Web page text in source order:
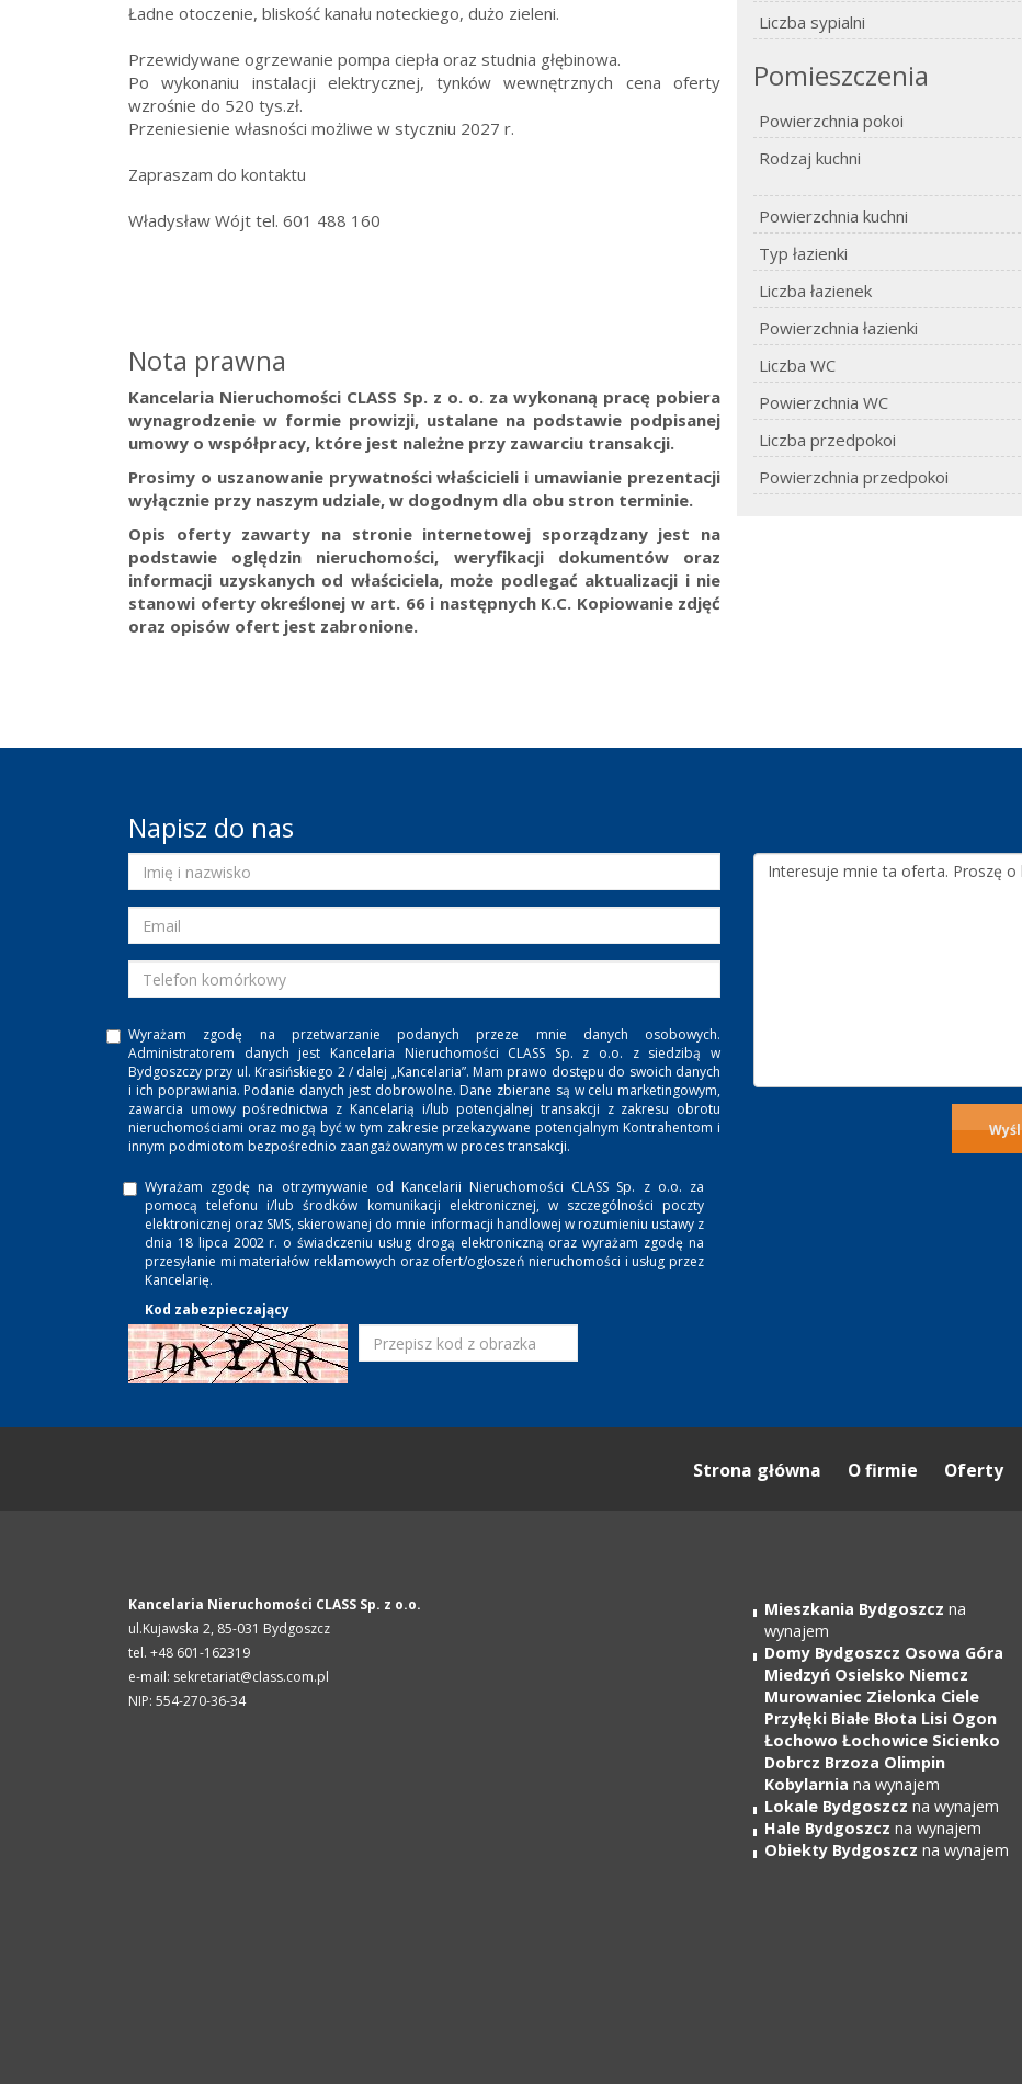
Ładne otoczenie, bliskość kanału noteckiego, dużo zieleni.
Przewidywane ogrzewanie pompa ciepła oraz studnia głębinowa.
Po wykonaniu instalacji elektrycznej, tynków wewnętrznych cena oferty
wzrośnie do 520 tys.zł.
Przeniesienie własności możliwe w styczniu 2027 r.
Zapraszam do kontaktu
Władysław Wójt tel. 601 488 160
Nota prawna
Kancelaria Nieruchomości CLASS Sp. z o. o. za wykonaną pracę pobiera
wynagrodzenie w formie prowizji, ustalane na podstawie podpisanej
umowy o współpracy, które jest należne przy zawarciu transakcji.
Prosimy o uszanowanie prywatności właścicieli i umawianie prezentacji
wyłącznie przy naszym udziale, w dogodnym dla obu stron terminie.
Opis oferty zawarty na stronie internetowej sporządzany jest na
podstawie oględzin nieruchomości, weryfikacji dokumentów oraz
informacji uzyskanych od właściciela, może podlegać aktualizacji i nie
stanowi oferty określonej w art. 66 i następnych K.C. Kopiowanie zdjęć
oraz opisów ofert jest zabronione.
Liczba sypialni
Pomieszczenia
Powierzchnia pokoi
Rodzaj kuchni
Powierzchnia kuchni
Typ łazienki
Liczba łazienek
Powierzchnia łazienki
Liczba WC
Powierzchnia WC
Liczba przedpokoi
Powierzchnia przedpokoi
Napisz do nas
Wyrażam zgodę na przetwarzanie podanych przeze mnie danych osobowych.
Administratorem danych jest Kancelaria Nieruchomości CLASS Sp. z o.o. z siedzibą w
Bydgoszczy przy ul. Krasińskiego 2 / dalej „Kancelaria”. Mam prawo dostępu do swoich danych
i ich poprawiania. Podanie danych jest dobrowolne. Dane zbierane są w celu marketingowym,
zawarcia umowy pośrednictwa z Kancelarią i/lub potencjalnej transakcji z zakresu obrotu
nieruchomościami oraz mogą być w tym zakresie przekazywane potencjalnym Kontrahentom i
innym podmiotom bezpośrednio zaangażowanym w proces transakcji.
Wyrażam zgodę na otrzymywanie od Kancelarii Nieruchomości CLASS Sp. z o.o. za
pomocą telefonu i/lub środków komunikacji elektronicznej, w szczególności poczty
elektronicznej oraz SMS, skierowanej do mnie informacji handlowej w rozumieniu ustawy z
dnia 18 lipca 2002 r. o świadczeniu usług drogą elektroniczną oraz wyrażam zgodę na
przesyłanie mi materiałów reklamowych oraz ofert/ogłoszeń nieruchomości i usług przez
Kancelarię.
Kod zabezpieczający
Strona główna O firmie Oferty
Kancelaria Nieruchomości CLASS Sp. z o.o.
ul.Kujawska 2, 85-031 Bydgoszcz
tel. +48 601-162319
e-mail: sekretariat@class.com.pl
NIP: 554-270-36-34
Mieszkania Bydgoszcz na
wynajem
Domy Bydgoszcz Osowa Góra
Miedzyń Osielsko Niemcz
Murowaniec Zielonka Ciele
Przyłęki Białe Błota Lisi Ogon
Łochowo Łochowice Sicienko
Dobrcz Brzoza Olimpin
Kobylarnia na wynajem
Lokale Bydgoszcz na wynajem
Hale Bydgoszcz na wynajem
Obiekty Bydgoszcz na wynajem